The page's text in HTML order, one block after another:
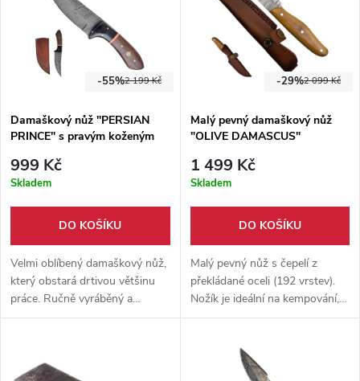
2 199 Kč
-55%
Damaškový nůž "PERSIAN
PRINCE" s pravým koženým
999 Kč
Skladem
DO KOŠÍKU
Velmi oblíbený damaškový nůž,
který obstará drtivou většinu
práce. Ručně vyráběný a
vysoce kvalitní. Dodáván s
2 099 Kč
-29%
Malý pevný damaškový nůž
"OLIVE DAMASCUS"
1 499 Kč
Skladem
DO KOŠÍKU
Malý pevný nůž s čepelí z
překládané oceli (192 vrstev).
Nožík je ideální na kempování,
na tůry či případně do lesa jako
Dodáváno s koženým
pouzdrem.